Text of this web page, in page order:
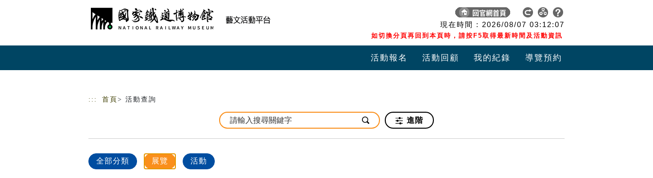
現在時間 : 2026/08/07 03:12:08
如切換分頁再回到本頁時，請按F5取得最新時間及活動資訊
活動報名 活動回顧 我的紀錄 導覽預約
::: 首頁 > 活動查詢
進階
全部分類 展覽 活動